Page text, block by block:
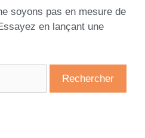
soyons pas en mesure de
en lançant une